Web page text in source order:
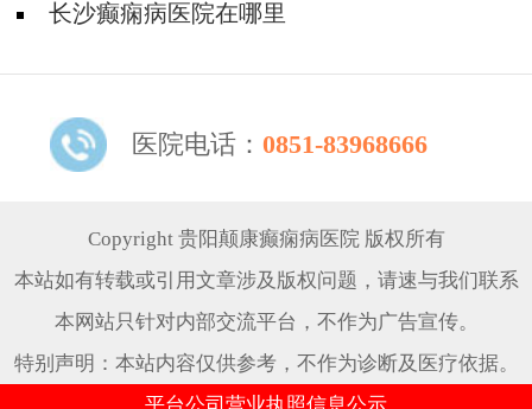
长沙癫痫病医院在哪里
医院电话： 0851-83968666
Copyright 贵阳颠康癫痫病医院 版权所有
本站如有转载或引用文章涉及版权问题，请速与我们联系
本网站只针对内部交流平台，不作为广告宣传。
特别声明：本站内容仅供参考，不作为诊断及医疗依据。